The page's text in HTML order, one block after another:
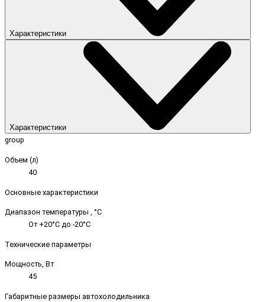
Характеристики
Характеристики
group
Объем (л)
40
Основные характеристики
Диапазон температуры , °C
От +20°C до -20°C
Технические параметры
Мощность, Вт
45
Габаритные размеры автохолодильника